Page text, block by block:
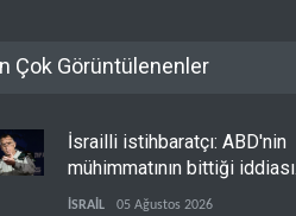
Çok Görüntülenenler
İsrailli istihbaratçı: ABD'nin
mühimmatının bittiği iddiası
bir iç kavga
İSRAİL 05 Ağustos 2026